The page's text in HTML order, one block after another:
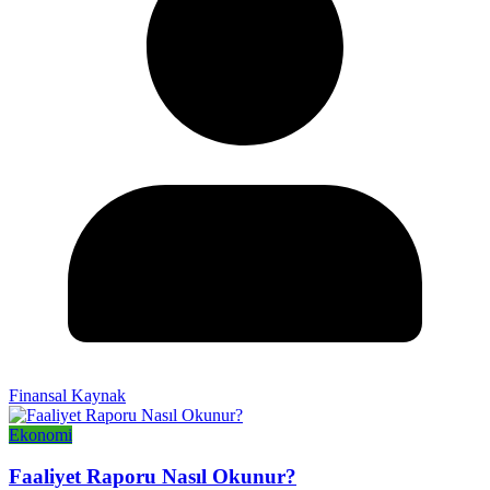
Finansal Kaynak
Ekonomi
Faaliyet Raporu Nasıl Okunur?